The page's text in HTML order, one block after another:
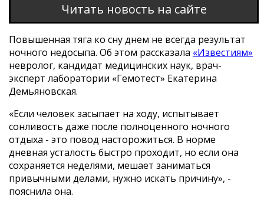
Читать новость на сайте
Повышенная тяга ко сну днем не всегда результат
ночного недосыпа. Об этом рассказала «Известиям»
невролог, кандидат медицинских наук, врач-
эксперт лаборатории «Гемотест» Екатерина
Демьяновская.
«Если человек засыпает на ходу, испытывает
сонливость даже после полноценного ночного
отдыха - это повод насторожиться. В норме
дневная усталость быстро проходит, но если она
сохраняется неделями, мешает заниматься
привычными делами, нужно искать причину», -
пояснила она.